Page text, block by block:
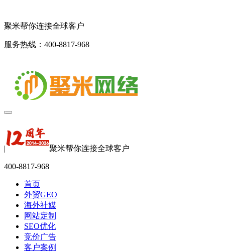
聚米帮你连接全球客户
服务热线：400-8817-968
| 聚米帮你连接全球客户
400-8817-968
首页
外贸GEO
海外社媒
网站定制
SEO优化
竞价广告
客户案例